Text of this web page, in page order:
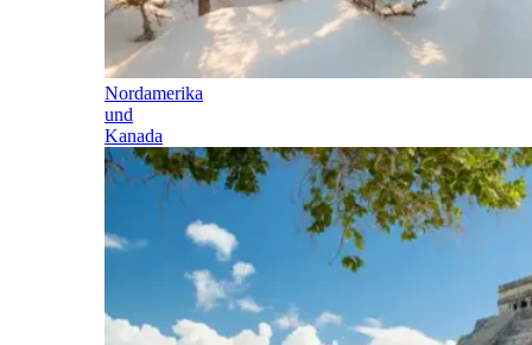
Nordamerika
und
Kanada